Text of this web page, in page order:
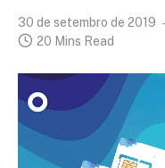
30 de setembro de 2019
20 Mins Read